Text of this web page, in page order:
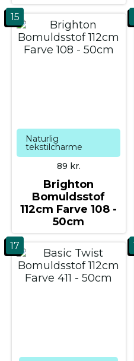
15
Naturlig
tekstilcharme
Brighton
Bomuldsstof
112cm Farve 108 -
50cm
89 kr.
17